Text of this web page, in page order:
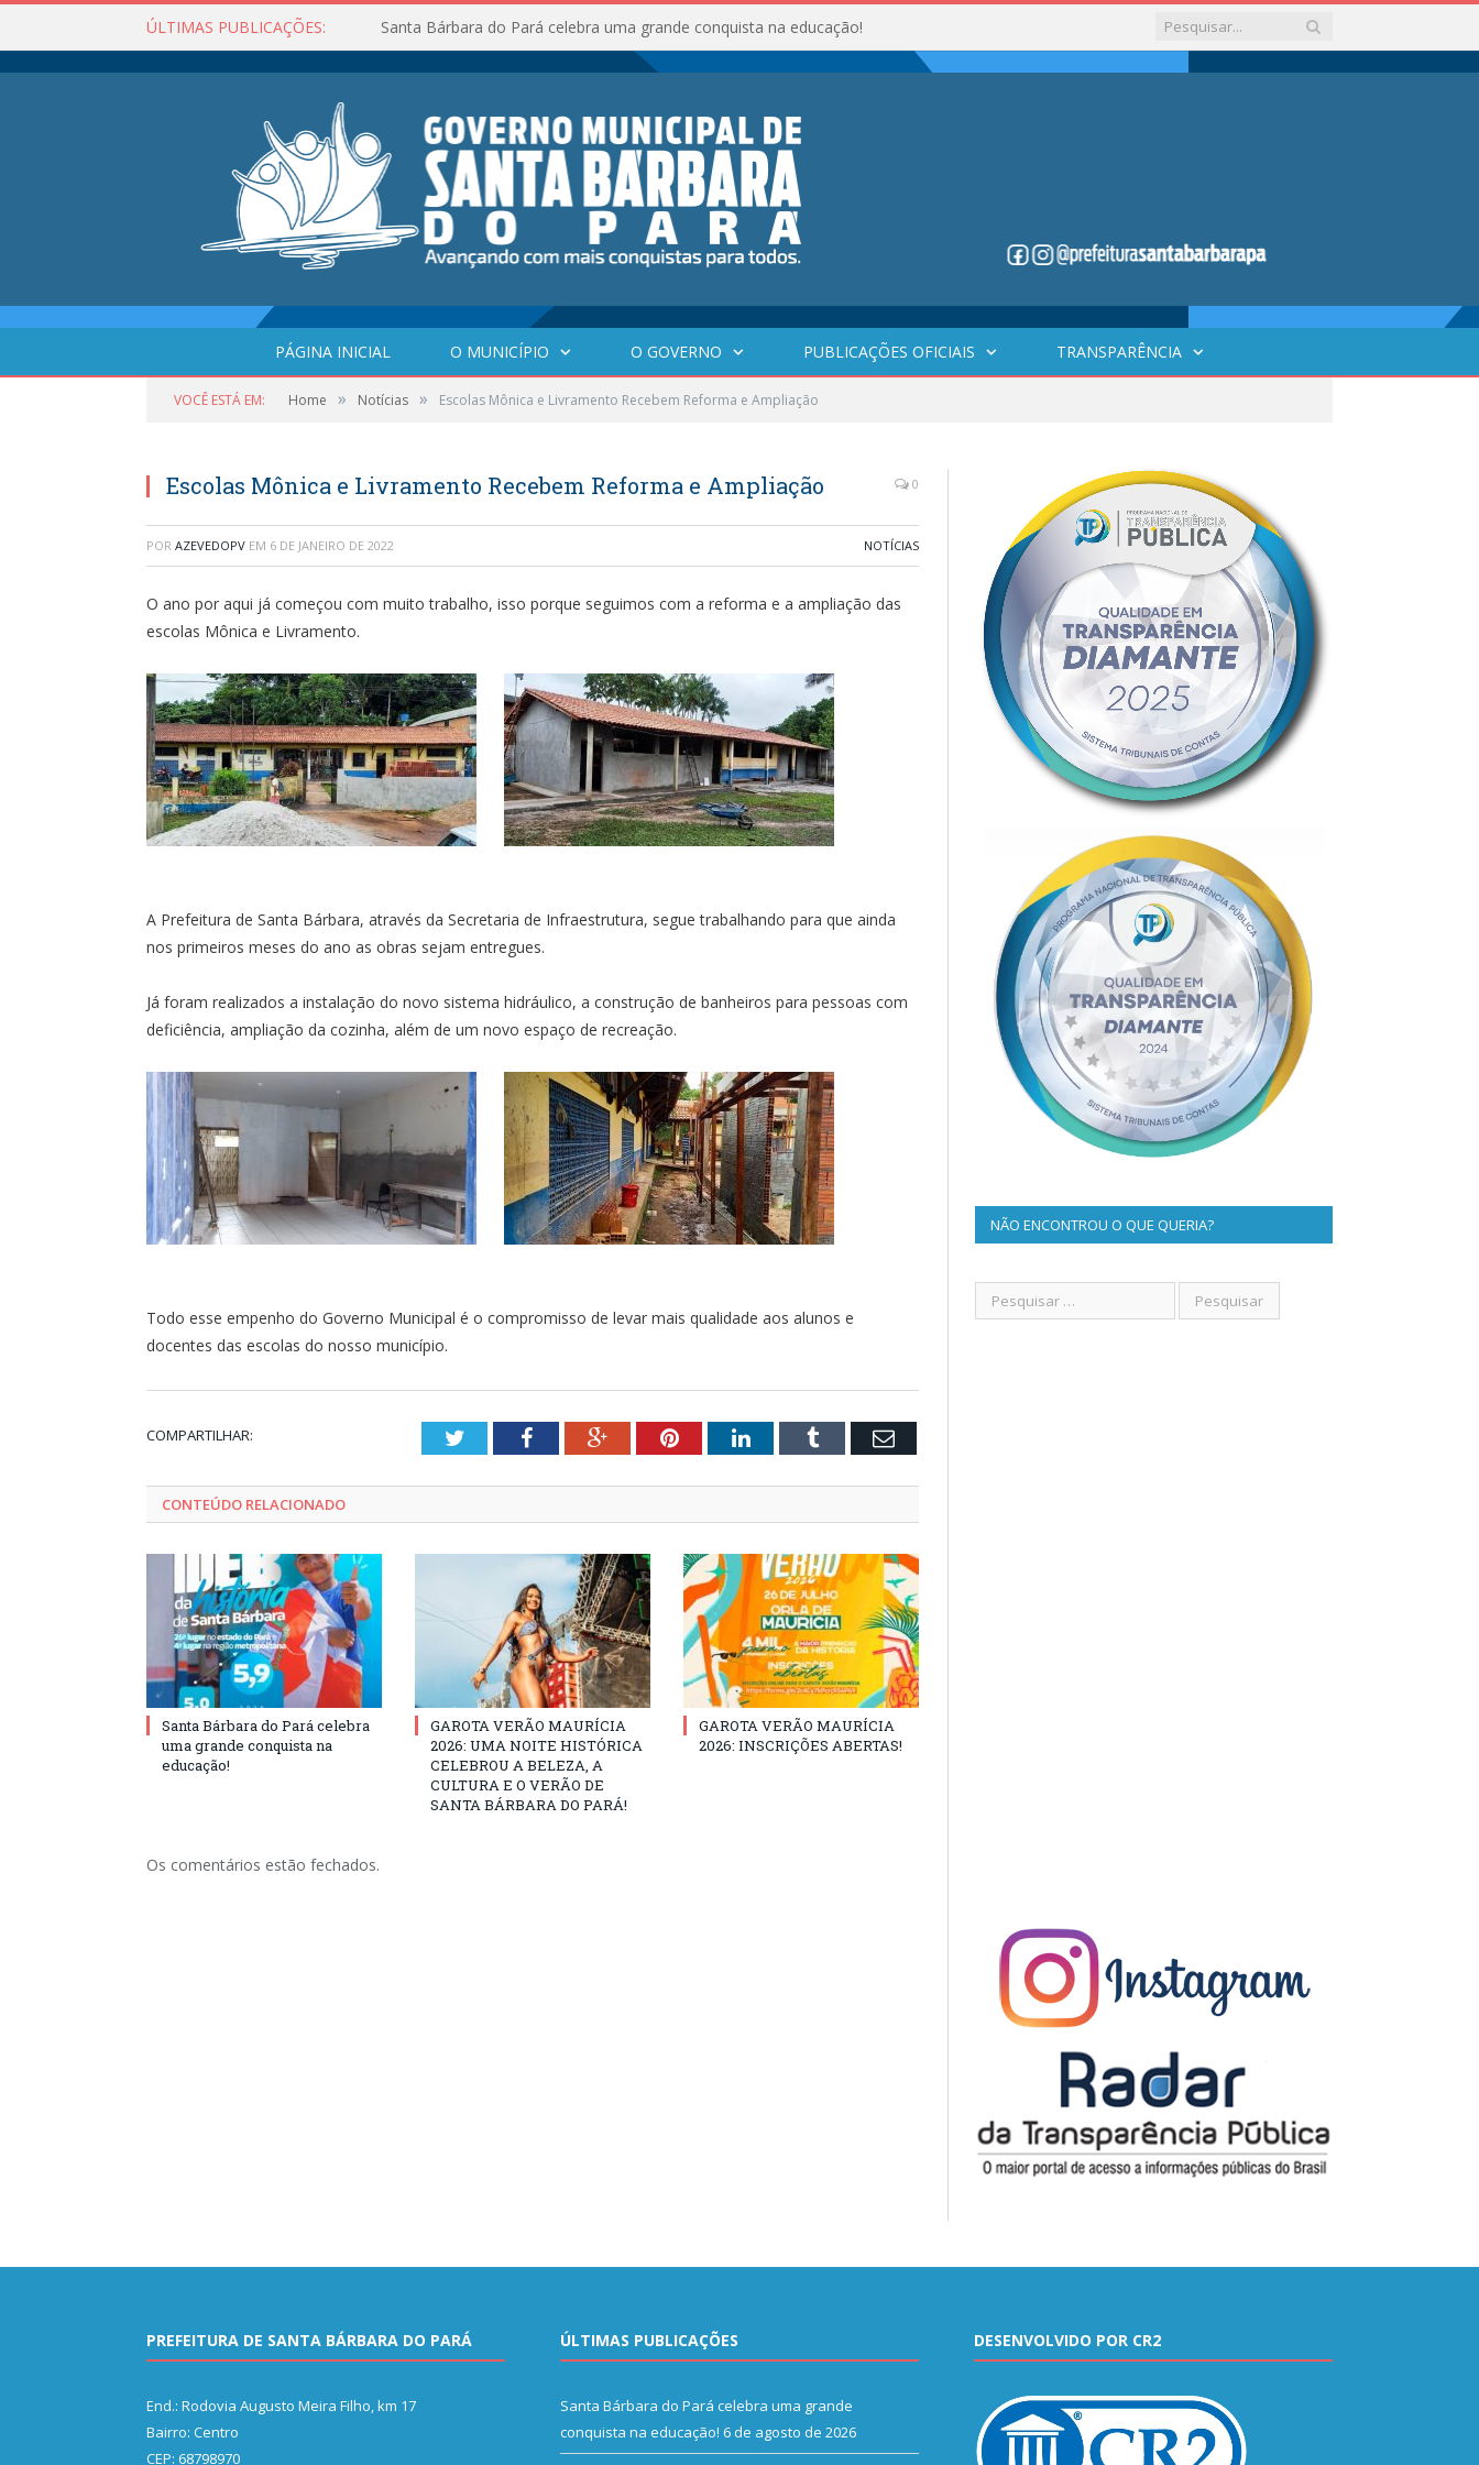
ÚLTIMAS PUBLICAÇÕES: Santa Bárbara do Pará celebra uma grande conquista na educação!
PÁGINA INICIAL O MUNICÍPIO O GOVERNO PUBLICAÇÕES OFICIAIS TRANSPARÊNCIA
VOCÊ ESTÁ EM: Home » Notícias » Escolas Mônica e Livramento Recebem Reforma e Ampliação
Escolas Mônica e Livramento Recebem Reforma e Ampliação 0
POR AZEVEDOPV EM 6 DE JANEIRO DE 2022 NOTÍCIAS
O ano por aqui já começou com muito trabalho, isso porque seguimos com a reforma e a ampliação das
escolas Mônica e Livramento.
A Prefeitura de Santa Bárbara, através da Secretaria de Infraestrutura, segue trabalhando para que ainda
nos primeiros meses do ano as obras sejam entregues.
Já foram realizados a instalação do novo sistema hidráulico, a construção de banheiros para pessoas com
deficiência, ampliação da cozinha, além de um novo espaço de recreação.
Todo esse empenho do Governo Municipal é o compromisso de levar mais qualidade aos alunos e
docentes das escolas do nosso município.
COMPARTILHAR: TwitterFacebookGoogle+PinterestLinkedInTumblr Email
CONTEÚDO RELACIONADO
Santa Bárbara do Pará celebra
uma grande conquista na
educação!
GAROTA VERÃO MAURÍCIA
2026: UMA NOITE HISTÓRICA
CELEBROU A BELEZA, A
CULTURA E O VERÃO DE
SANTA BÁRBARA DO PARÁ!
GAROTA VERÃO MAURÍCIA
2026: INSCRIÇÕES ABERTAS!
Os comentários estão fechados.
NÃO ENCONTROU O QUE QUERIA?
PREFEITURA DE SANTA BÁRBARA DO PARÁ
End.: Rodovia Augusto Meira Filho, km 17
Bairro: Centro
CEP: 68798970
ÚLTIMAS PUBLICAÇÕES
Santa Bárbara do Pará celebra uma grande
conquista na educação! 6 de agosto de 2026
DESENVOLVIDO POR CR2